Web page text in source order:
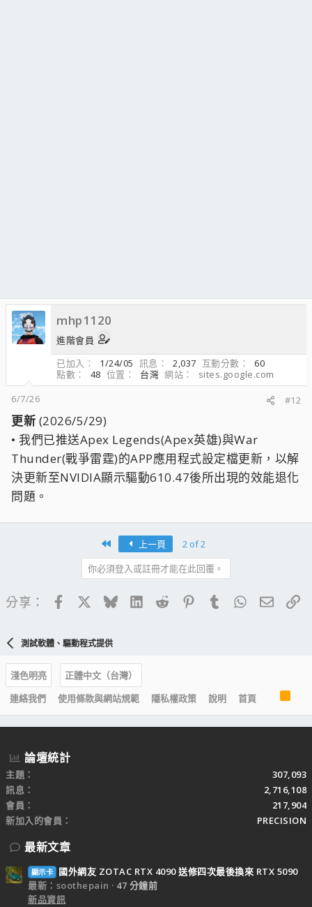
mhp1120
進階會員
已加入
1/24/05 訊息 2,037 互動分數
60
點數
48 位置 台灣 網站
sites.google.com
6/7/26
#12
更新 (2026/5/29)
• 我們已推送Apex Legends(Apex英雄)與War
Thunder(戰爭雷霆)的APP應用程式設定檔更新，以解
決更新至NVIDIA顯示驅動610.47後所出現的效能退化
問題。
上一頁
2 of 2
你必須登入或註冊才能在此回覆。
分享： FacebookBlueskyLinkedIn
Reddit PinterestTumblrWhatsApp
電子
測試軟體、驅動程式提供
淺色明亮
正體中文（台灣）
連絡我們
使用條款與網站規範 隱私權政策 說明 首頁
R
S
S
論壇統計
主題
307,093
訊息
2,716,108
會員
217,904
新加入的會員
PRECISION
最新文章
顯示卡
國外網友 ZOTAC RTX 4090 送修四次最後換來 RTX 5090
最新：soothepain
47 分鐘前
新品資訊